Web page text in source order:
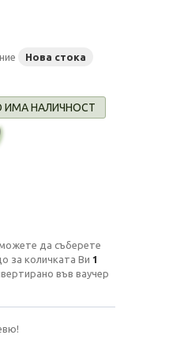
Нова стока
ИМА НАЛИЧНОСТ
да съберете
за количката Ви 1
във ваучер